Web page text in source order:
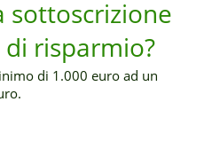
sottoscrizione
risparmio?
di 1.000 euro ad un